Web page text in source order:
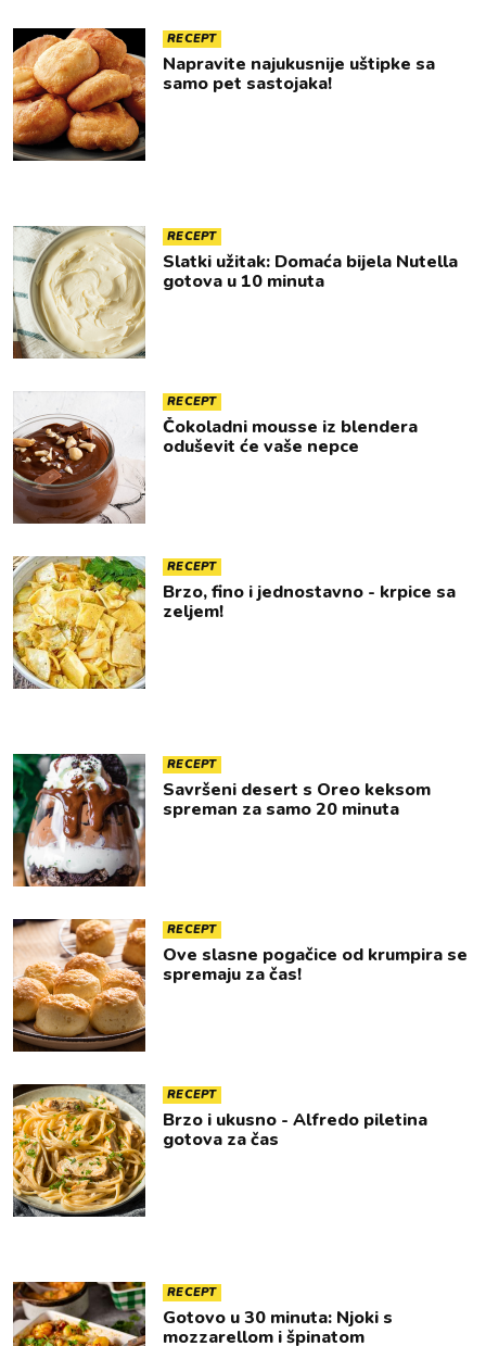
RECEPT
Napravite najukusnije uštipke sa
samo pet sastojaka!
RECEPT
Slatki užitak: Domaća bijela Nutella
gotova u 10 minuta
RECEPT
Čokoladni mousse iz blendera
oduševit će vaše nepce
RECEPT
Brzo, fino i jednostavno - krpice sa
zeljem!
RECEPT
Savršeni desert s Oreo keksom
spreman za samo 20 minuta
RECEPT
Ove slasne pogačice od krumpira se
spremaju za čas!
RECEPT
Brzo i ukusno - Alfredo piletina
gotova za čas
RECEPT
Gotovo u 30 minuta: Njoki s
mozzarellom i špinatom